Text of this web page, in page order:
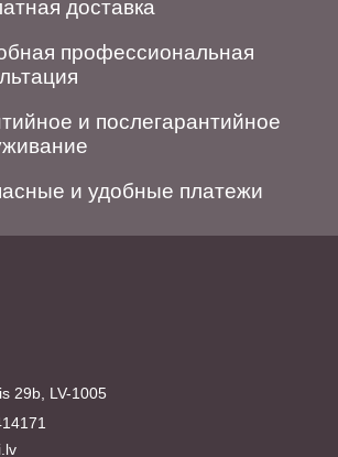
доставка
профессиональная
и послегарантийное
и удобные платежи
29b, LV-1005